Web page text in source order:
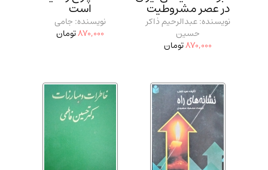
در عصر مشروطیت
نویسنده: عبدالرحیم ذاکر
حسین
870,000تومان
است
نویسنده: جامی
870,000تومان